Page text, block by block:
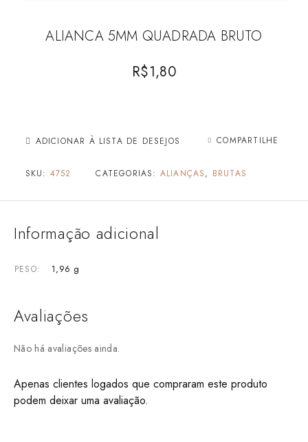
ALIANCA 5MM QUADRADA BRUTO
R$1,80
ADICIONAR À LISTA DE DESEJOS COMPARTILHE
SKU: 4752 CATEGORIAS: ALIANÇAS, BRUTAS
Informação adicional
PESO 1,96 g
Avaliações
Não há avaliações ainda.
Apenas clientes logados que compraram este produto
podem deixar uma avaliação.